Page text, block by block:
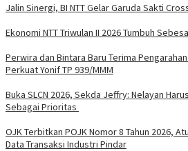
Jalin Sinergi, BI NTT Gelar Garuda Sakti
Ekonomi NTT Triwulan II 2026 Tumbuh
Perwira dan Bintara Baru Terima
Perkuat Yonif TP 939/MMM
Buka SLCN 2026, Sekda Jeffry: Nelayan
Sebagai Prioritas
OJK Terbitkan POJK Nomor 8 Tahun 2026,
Data Transaksi Industri Pindar